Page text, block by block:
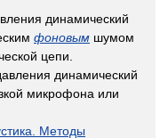
динамический
фоновым шумом
цепи.
динамический
микрофона или
Методы